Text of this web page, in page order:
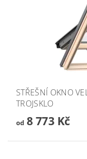
STŘEŠNÍ OKNO
TROJSKLO
od8 773 Kč